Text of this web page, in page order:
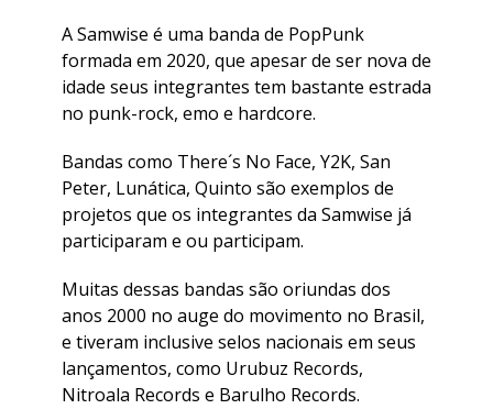
A Samwise é uma banda de PopPunk
formada em 2020, que apesar de ser nova de
idade seus integrantes tem bastante estrada
no punk-rock, emo e hardcore.
Bandas como There´s No Face, Y2K, San
Peter, Lunática, Quinto são exemplos de
projetos que os integrantes da Samwise já
participaram e ou participam.
Muitas dessas bandas são oriundas dos
anos 2000 no auge do movimento no Brasil,
e tiveram inclusive selos nacionais em seus
lançamentos, como Urubuz Records,
Nitroala Records e Barulho Records.